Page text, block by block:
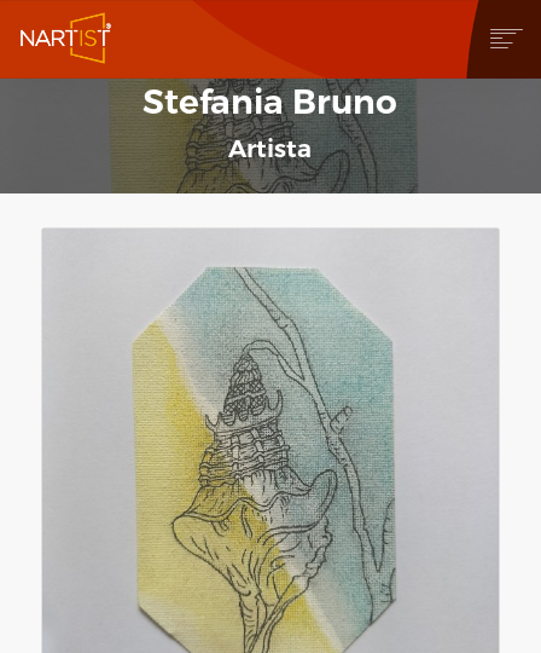
CONTEST
OPERE
Stefania Bruno
Artista